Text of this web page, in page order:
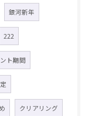
銀河新年
222
ト期間
クリアリング